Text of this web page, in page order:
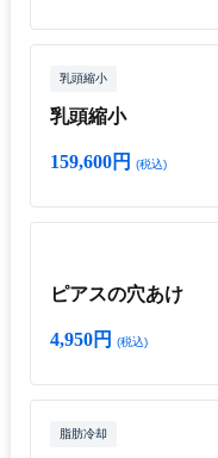
乳頭縮小
乳頭縮小
159,600円 (税込)
ピアスの穴あけ
4,950円 (税込)
脂肪冷却